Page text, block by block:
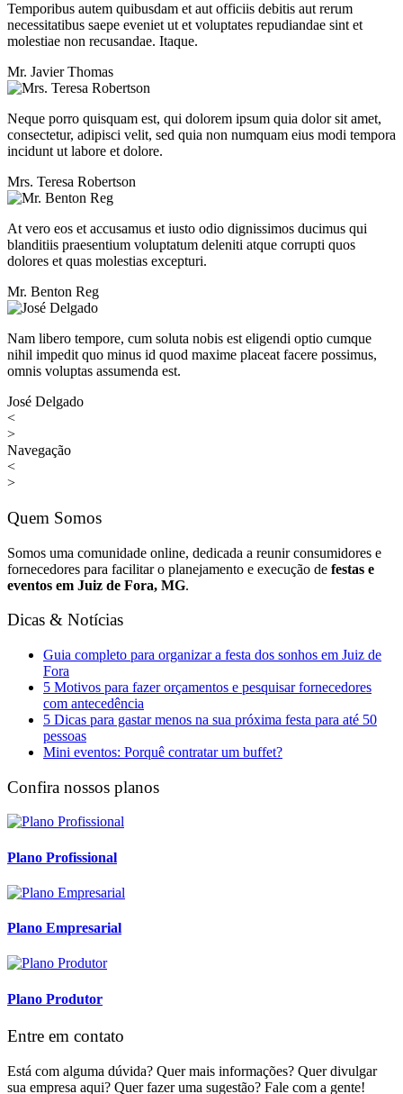
Temporibus autem quibusdam et aut officiis debitis aut rerum
necessitatibus saepe eveniet ut et voluptates repudiandae sint et
molestiae non recusandae. Itaque.
Mr. Javier Thomas
Neque porro quisquam est, qui dolorem ipsum quia dolor sit amet,
consectetur, adipisci velit, sed quia non numquam eius modi tempora
incidunt ut labore et dolore.
Mrs. Teresa Robertson
At vero eos et accusamus et iusto odio dignissimos ducimus qui
blanditiis praesentium voluptatum deleniti atque corrupti quos
dolores et quas molestias excepturi.
Mr. Benton Reg
Nam libero tempore, cum soluta nobis est eligendi optio cumque
nihil impedit quo minus id quod maxime placeat facere possimus,
omnis voluptas assumenda est.
José Delgado
<
>
Navegação
<
>
Quem Somos
Somos uma comunidade online, dedicada a reunir consumidores e
fornecedores para facilitar o planejamento e execução de festas e
eventos em Juiz de Fora, MG.
Dicas & Notícias
Guia completo para organizar a festa dos sonhos em Juiz de
Fora
5 Motivos para fazer orçamentos e pesquisar fornecedores
com antecedência
5 Dicas para gastar menos na sua próxima festa para até 50
pessoas
Mini eventos: Porquê contratar um buffet?
Confira nossos planos
Plano Profissional
Plano Empresarial
Plano Produtor
Entre em contato
Está com alguma dúvida? Quer mais informações? Quer divulgar
sua empresa aqui? Quer fazer uma sugestão? Fale com a gente!